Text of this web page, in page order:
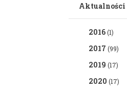
Aktualności
2016(1)
2017 (99)
2019 (17)
2020 (17)